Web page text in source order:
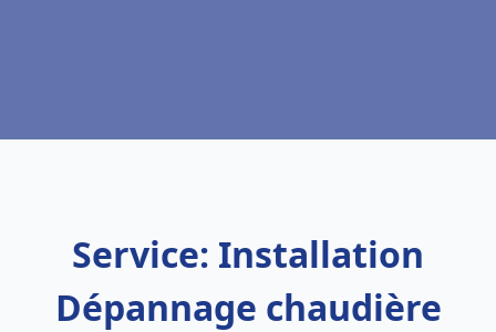
Service: Installation
Dépannage chaudière